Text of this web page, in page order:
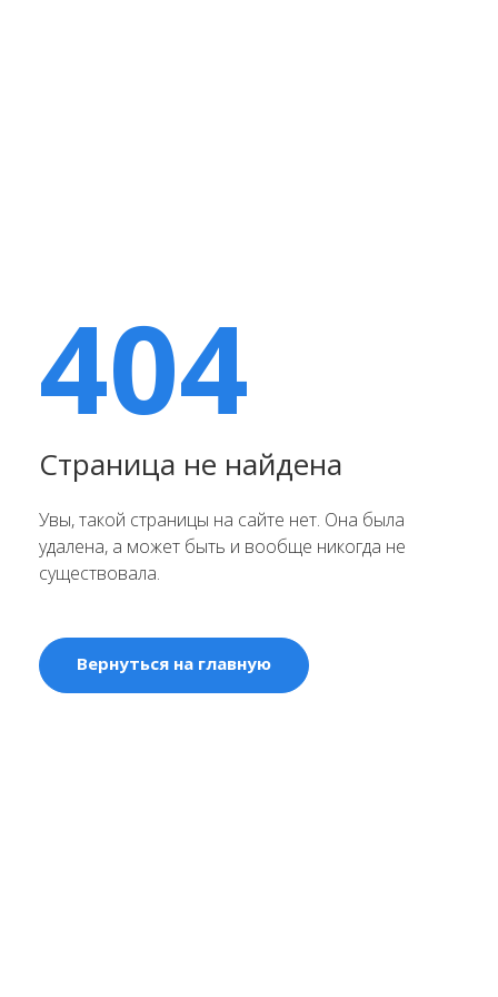
404
Страница не найдена
Увы, такой страницы на сайте нет. Она была
удалена, а может быть и вообще никогда не
существовала.
Вернуться на главную